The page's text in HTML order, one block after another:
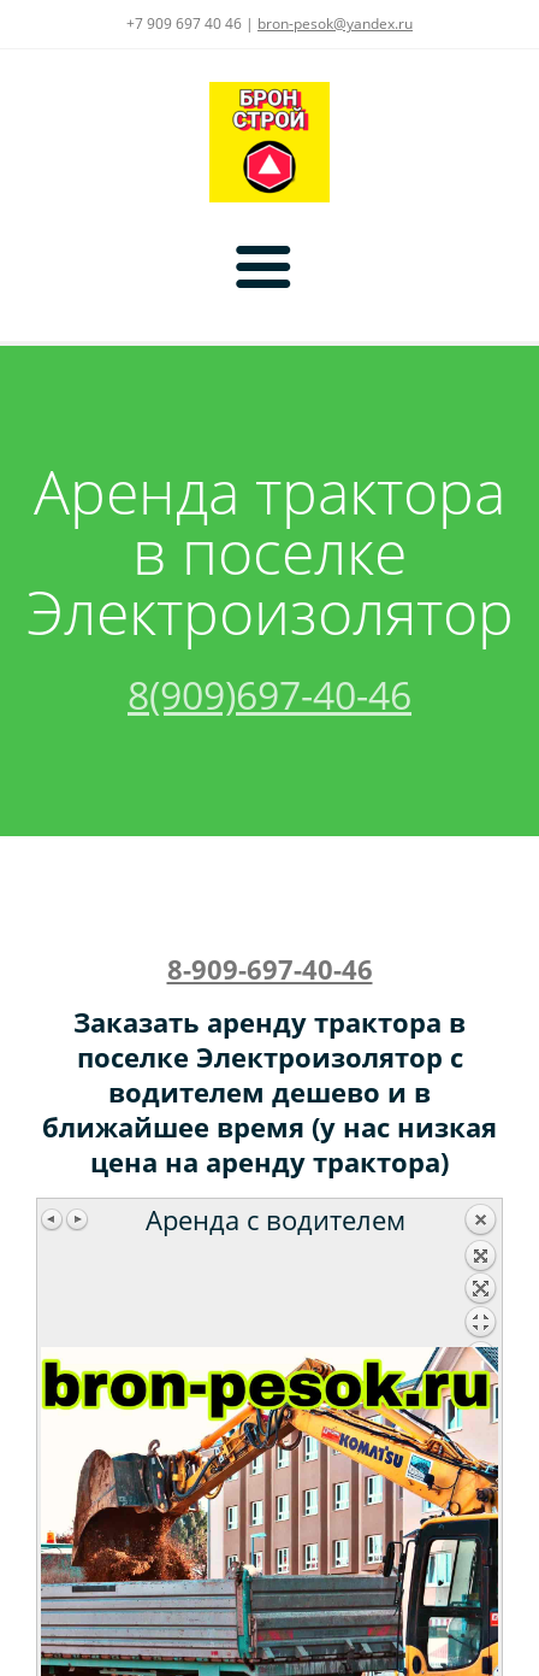
+7 909 697 40 46 | bron-pesok@yandex.ru
Главная
Доставка:
Песок
Чернозем
Асфальтовая крошка
Спецтехника:
Асфальт
Акции
Аренда трактора
в поселке
Электроизолятор
8(909)697-40-46
8-909-697-40-46
Заказать аренду трактора в
поселке Электроизолятор с
водителем дешево и в
ближайшее время (у нас низкая
цена на аренду трактора)
Аренда с водителем